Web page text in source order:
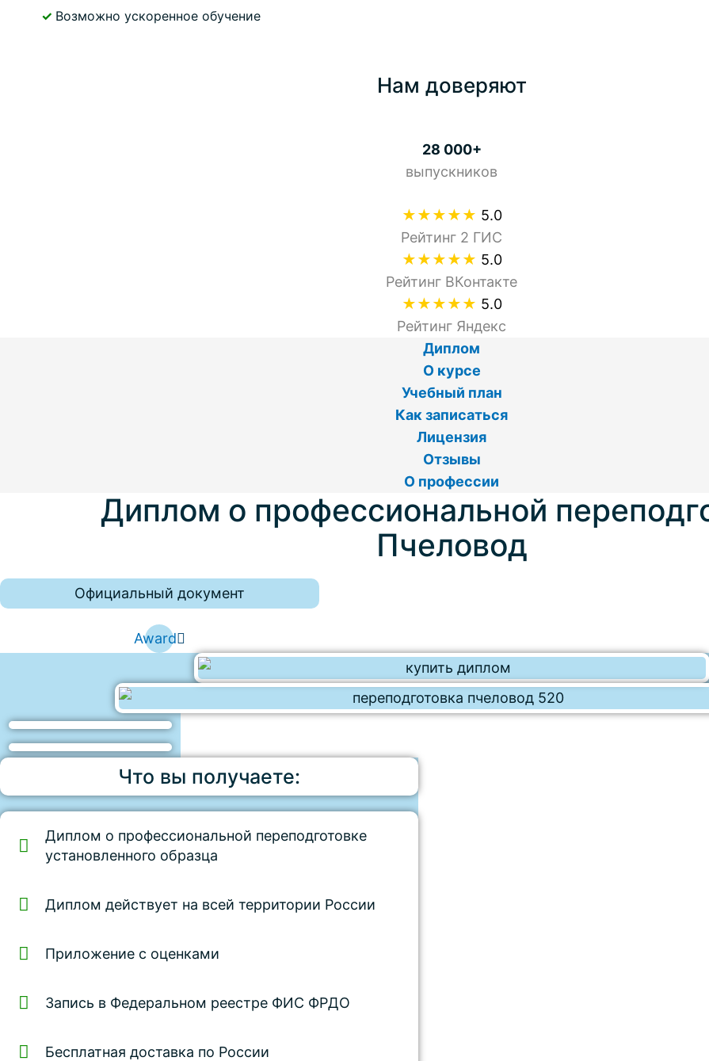
✓ Возможно ускоренное обучение
Нам доверяют
28 000+
выпускников
★★★★★ 5.0
Рейтинг 2 ГИС
★★★★★ 5.0
Рейтинг ВКонтакте
★★★★★ 5.0
Рейтинг Яндекс
Диплом
О курсе
Учебный план
Как записаться
Лицензия
Отзывы
О профессии
Диплом о профессиональной
Пчеловод
Официальный документ
Award
Что вы получаете:
Диплом о профессиональной переподготовке
установленного образца
Диплом действует на всей территории России
Приложение с оценками
Запись в Федеральном реестре ФИС ФРДО
Бесплатная доставка по России